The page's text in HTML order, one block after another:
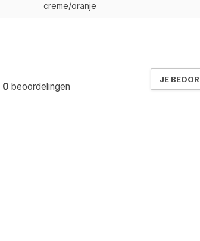
creme/oranje
0 beoordelingen
JE